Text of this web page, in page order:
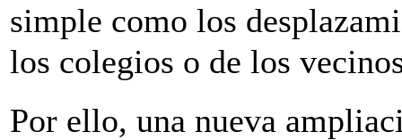
simple como los
los colegios o de los
Por ello, una nueva